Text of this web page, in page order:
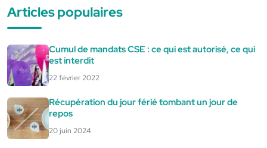
Articles populaires
Cumul de mandats CSE : ce qui est autorisé, ce qui
est interdit
22 février 2022
Récupération du jour férié tombant un jour de
repos
20 juin 2024